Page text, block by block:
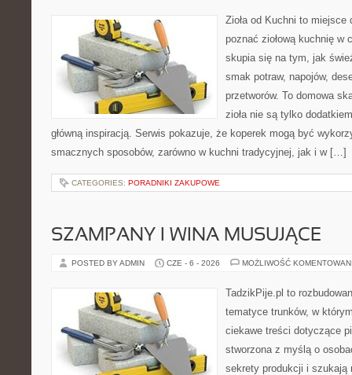
Zioła od Kuchni to
poznać ziołową kuchnię w
skupia się na tym, jak
smak potraw, napojów,
przetworów. To domowa
zioła nie są tylko
główną inspiracją. Serwis pokazuje, że koperek mogą być
smacznych sposobów, zarówno w kuchni tradycyjnej, jak i w […]
CATEGORIES: PORADNIKI ZAKUPOWE
SZAMPANY I WINA MUSUJĄCE
POSTED BY ADMIN CZE - 6 - 2026 MOŻLIWOŚĆ
TadzikPije.pl to
tematyce trunków, w
ciekawe treści dotyczące
stworzona z myślą o
sekrety produkcji i szukają